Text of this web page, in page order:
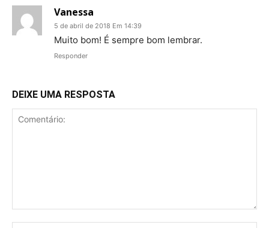
Vanessa
5 de abril de 2018 Em 14:39
Muito bom! É sempre bom lembrar.
Responder
DEIXE UMA RESPOSTA